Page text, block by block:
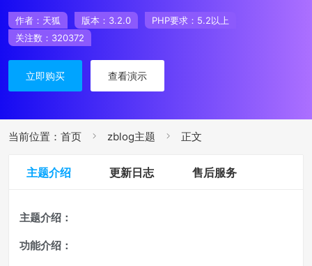
作者：天狐 版本：3.2.0
PHP要求：5.2以上
关注数：320372
立即购买 查看演示
当前位置： 首页 zblog主题 正文
主题介绍 更新日志 售后服务
主题介绍：
功能介绍：